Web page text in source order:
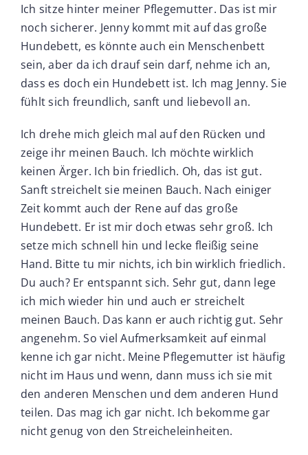
Ich sitze hinter meiner Pflegemutter. Das ist mir
noch sicherer. Jenny kommt mit auf das große
Hundebett, es könnte auch ein Menschenbett
sein, aber da ich drauf sein darf, nehme ich an,
dass es doch ein Hundebett ist. Ich mag Jenny. Sie
fühlt sich freundlich, sanft und liebevoll an.
Ich drehe mich gleich mal auf den Rücken und
zeige ihr meinen Bauch. Ich möchte wirklich
keinen Ärger. Ich bin friedlich. Oh, das ist gut.
Sanft streichelt sie meinen Bauch. Nach einiger
Zeit kommt auch der Rene auf das große
Hundebett. Er ist mir doch etwas sehr groß. Ich
setze mich schnell hin und lecke fleißig seine
Hand. Bitte tu mir nichts, ich bin wirklich friedlich.
Du auch? Er entspannt sich. Sehr gut, dann lege
ich mich wieder hin und auch er streichelt
meinen Bauch. Das kann er auch richtig gut. Sehr
angenehm. So viel Aufmerksamkeit auf einmal
kenne ich gar nicht. Meine Pflegemutter ist häufig
nicht im Haus und wenn, dann muss ich sie mit
den anderen Menschen und dem anderen Hund
teilen. Das mag ich gar nicht. Ich bekomme gar
nicht genug von den Streicheleinheiten.